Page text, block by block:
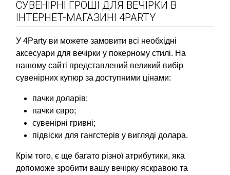
СУВЕНІРНІ ГРОШІ ДЛЯ ВЕЧІРКИ В
ІНТЕРНЕТ-МАГАЗИНІ 4PARTY
У 4Party ви можете замовити всі необхідні
аксесуари для вечірки у покерному стилі. На
нашому сайті представлений великий вибір
сувенірних купюр за доступними цінами:
пачки доларів;
пачки євро;
сувенірні гривні;
підвіски для гангстерів у вигляді долара.
Крім того, є ще багато різної атрибутики, яка
допоможе зробити вашу вечірку яскравою та